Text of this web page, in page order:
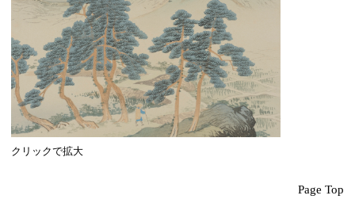
クリックで拡大
Page Top